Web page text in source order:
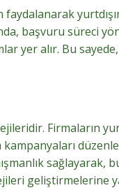
faydalanarak
başvuru süreci
yer alır. Bu
Firmaların
sağlayarak,
geliştirmelerine